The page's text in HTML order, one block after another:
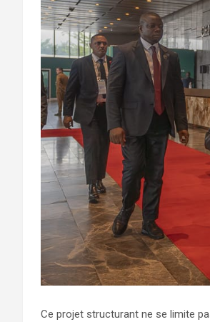
Ce projet structurant ne se limite